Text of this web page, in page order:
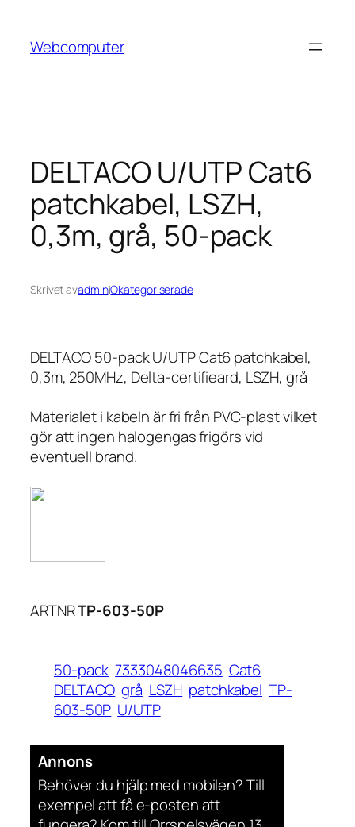
innehåll
Webcomputer
DELTACO U/UTP Cat6
patchkabel, LSZH,
0,3m, grå, 50-pack
Skrivet avadminiOkategoriserade
DELTACO 50-pack U/UTP Cat6 patchkabel,
0,3m, 250MHz, Delta-certifieard, LSZH, grå
Materialet i kabeln är fri från PVC-plast vilket
gör att ingen halogengas frigörs vid
eventuell brand.
ARTNRTP-603-50P
50-pack 7333048046635 Cat6
DELTACO grå LSZH patchkabel TP-
603-50P U/UTP
Annons
Behöver du hjälp med mobilen? Till
exempel att få e-posten att